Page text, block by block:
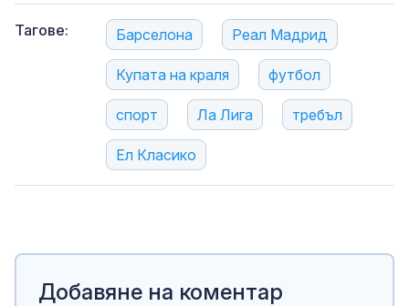
Тагове: Барселона Реал Мадрид
Купата на краля футбол
спорт Ла Лига требъл
Ел Класико
Добавяне на коментар